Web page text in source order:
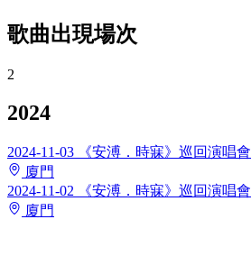
歌曲出現場次
2
2024
2024-11-03
《安溥．時寐》巡回演唱會
廈門
2024-11-02
《安溥．時寐》巡回演唱會
廈門